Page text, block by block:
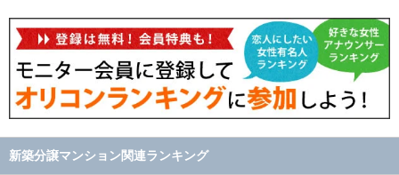
新築分譲マンション関連ランキング